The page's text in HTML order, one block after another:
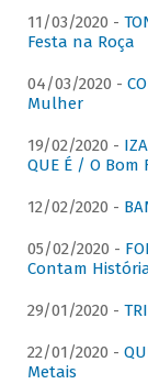
11/03/2020 -
Festa na Roça
04/03/2020 -
Mulher
19/02/2020 -
QUE É / O Bom
12/02/2020 -
05/02/2020 -
Contam
29/01/2020 -
22/01/2020 -
Metais